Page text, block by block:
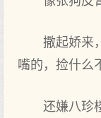
撒起娇来
嘴的，捡什么
还嫌八珍